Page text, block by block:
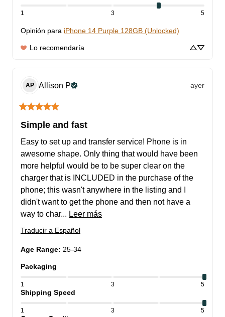
1 3 5
Opinión para iPhone 14 Purple 128GB (Unlocked)
Lo recomendaría
AP Allison P ayer
Simple and fast
Easy to set up and transfer service! Phone is in
awesome shape. Only thing that would have been
more helpful would be to be super clear on the
charger that is INCLUDED in the purchase of the
phone; this wasn't anywhere in the listing and I
didn't want to get the phone and then not have a
way to char... Leer más
Traducir a Español
Age Range: 25-34
Packaging
1 3 5
Shipping Speed
1 3 5